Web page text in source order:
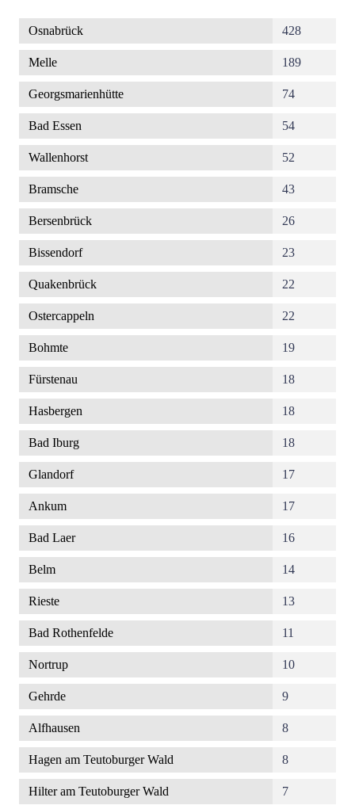
Osnabrück 428
Melle 189
Georgsmarienhütte 74
Bad Essen 54
Wallenhorst 52
Bramsche 43
Bersenbrück 26
Bissendorf 23
Quakenbrück 22
Ostercappeln 22
Bohmte 19
Fürstenau 18
Hasbergen 18
Bad Iburg 18
Glandorf 17
Ankum 17
Bad Laer 16
Belm 14
Rieste 13
Bad Rothenfelde 11
Nortrup 10
Gehrde 9
Alfhausen 8
Hagen am Teutoburger Wald 8
Hilter am Teutoburger Wald 7